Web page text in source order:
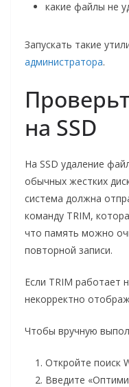
какие файлы не
Запускать такие
администратора.
на SSD
На SSD удаление
обычных жестких
система должна
команду TRIM,
что память можно
повторной записи.
Если TRIM работает
некорректно
Чтобы вручную
Откройте поиск
Введите